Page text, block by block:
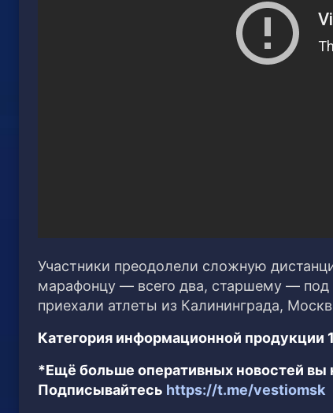
Участники преодолели сложную
марафонцу — всего два, старшему — под
приехали атлеты из Калининграда,
Категория информационной продукции
*Ещё больше оперативных новостей вы
Подписывайтесь https://t.me/vestiomsk